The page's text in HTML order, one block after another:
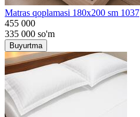
Matras qoplamasi 180x200 sm 1037
455 000
335 000 so'm
Buyurtma